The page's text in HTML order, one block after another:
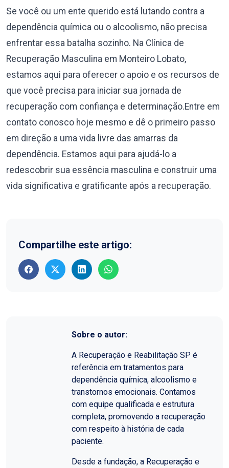
Se você ou um ente querido está lutando contra a
dependência química ou o alcoolismo, não precisa
enfrentar essa batalha sozinho. Na Clínica de
Recuperação Masculina em Monteiro Lobato,
estamos aqui para oferecer o apoio e os recursos de
que você precisa para iniciar sua jornada de
recuperação com confiança e determinação.Entre em
contato conosco hoje mesmo e dê o primeiro passo
em direção a uma vida livre das amarras da
dependência. Estamos aqui para ajudá-lo a
redescobrir sua essência masculina e construir uma
vida significativa e gratificante após a recuperação.
Compartilhe este artigo:
Sobre o autor:
A Recuperação e Reabilitação SP é
referência em tratamentos para
dependência química, alcoolismo e
transtornos emocionais. Contamos
com equipe qualificada e estrutura
completa, promovendo a recuperação
com respeito à história de cada
paciente.
Desde a fundação, a Recuperação e